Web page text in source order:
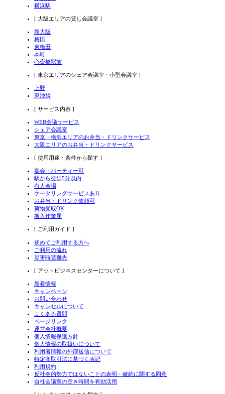
横浜駅
[ 大阪エリアの貸し会議室 ]
新大阪
梅田
東梅田
本町
心斎橋駅前
[ 東京エリアのシェア会議室・小型会議室 ]
上野
東池袋
[ サービス内容 ]
WEB会議サービス
シェア会議室
東京・横浜エリアのお弁当・ドリンクサービス
大阪エリアのお弁当・ドリンクサービス
[ 使用用途・条件から探す ]
宴会・パーティー可
駅から徒歩5分以内
有人会場
ケータリングサービスあり
お弁当・ドリンク依頼可
荷物受取OK
搬入作業届
[ ご利用ガイド ]
初めてご利用する方へ
ご利用の流れ
災害時避難先
[ アットビジネスセンターについて ]
新着情報
キャンペーン
お問い合わせ
キャンセルについて
よくある質問
ページリンク
運営会社概要
個人情報保護方針
個人情報の取扱いについて
利用者情報の外部送信について
特定商取引法に基づく表記
利用規約
反社会的勢力ではないことの表明・確約に関する同意
自社会議室の空き時間を有効活用